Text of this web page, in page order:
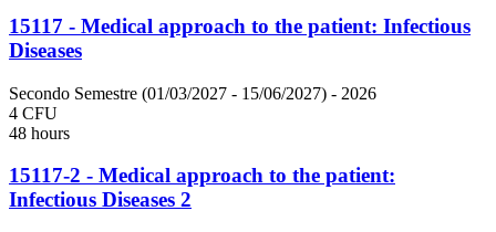
15117 - Medical approach to the patient: Infectious
Diseases
Secondo Semestre (01/03/2027 - 15/06/2027) - 2026
4 CFU
48 hours
15117-2 - Medical approach to the patient:
Infectious Diseases 2